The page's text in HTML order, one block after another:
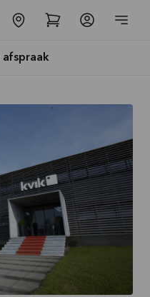
afspraak
-30% op alle
werkbladen
incl. spoelbak
en kraan*
Aanbieding is geldig tot